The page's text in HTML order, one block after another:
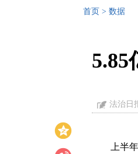
首页 > 数据
5.85
法治日
上半